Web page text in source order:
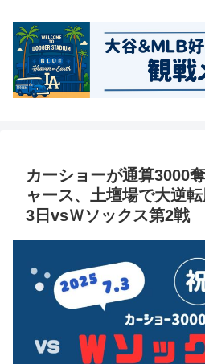
カーショーが通算3000
ャース、土壇場で大逆
3日vsＷソックス第2戦